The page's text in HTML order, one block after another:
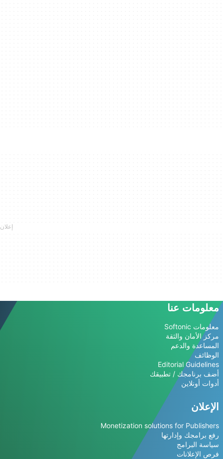
معلومات عنا
معلومات Softonic
مركز الأمان والثقة
المساعدة والدعم
الوظائف
Editorial Guidelines
أضف برنامجك / تطبيقك
أدوات أونلاين
الإعلان
Monetization solutions for Publishers
رفع برامجك وإدارتها
سياسة البرامج
فرص الإعلانات